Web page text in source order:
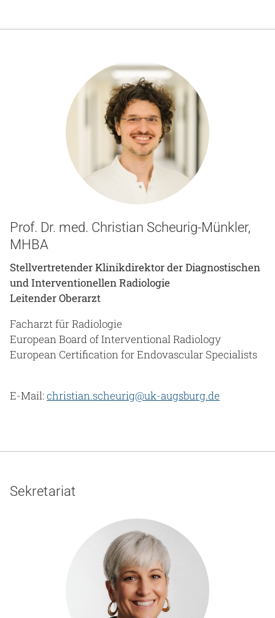
Prof. Dr. med. Christian Scheurig-Münkler,
MHBA
Stellvertretender Klinikdirektor der Diagnostischen
und Interventionellen Radiologie
Leitender Oberarzt
Facharzt für Radiologie
European Board of Interventional Radiology
European Certification for Endovascular Specialists
E-Mail:christian.scheurig@uk-augsburg.de
Sekretariat